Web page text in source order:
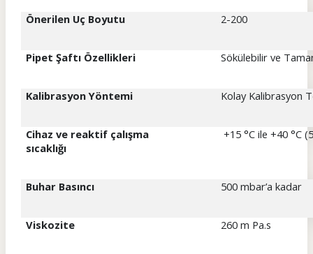
Önerilen Uç Boyutu 2-200
Pipet Şaftı Özellikleri Sökülebilir ve
Kalibrasyon Yöntemi Kolay Kalibrasyon
Cihaz ve reaktif çalışma
sıcaklığı
+15 °C ile +40 °C
Buhar Basıncı 500 mbar’a kadar
Viskozite 260 m Pa.s